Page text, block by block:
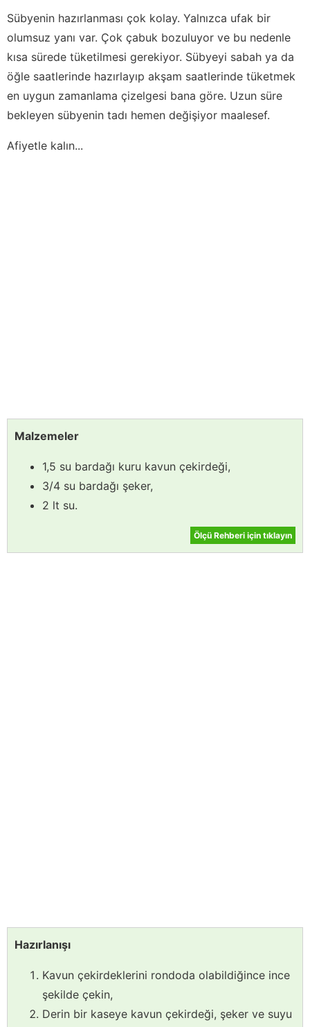
Sübyenin hazırlanması çok kolay. Yalnızca ufak bir
olumsuz yanı var. Çok çabuk bozuluyor ve bu nedenle
kısa sürede tüketilmesi gerekiyor. Sübyeyi sabah ya da
öğle saatlerinde hazırlayıp akşam saatlerinde tüketmek
en uygun zamanlama çizelgesi bana göre. Uzun süre
bekleyen sübyenin tadı hemen değişiyor maalesef.
Afiyetle kalın...
Malzemeler
1,5 su bardağı kuru kavun çekirdeği,
3/4 su bardağı şeker,
2 lt su.
Ölçü Rehberi için tıklayın
Hazırlanışı
Kavun çekirdeklerini rondoda olabildiğince ince
şekilde çekin,
Derin bir kaseye kavun çekirdeği, şeker ve suyu